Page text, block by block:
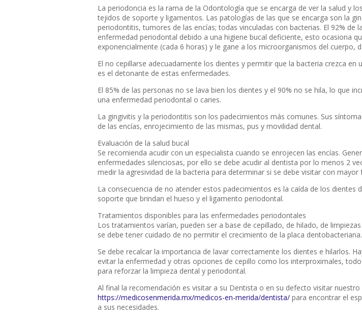
La periodoncia es la rama de la Odontología que se encarga de ver la salud y
tejidos de soporte y ligamentos. Las patologías de las que se encarga son la
periodontitis, tumores de las encías; todas vinculadas con bacterias. El 92% de
enfermedad periodontal debido a una higiene bucal deficiente, esto ocasiona
exponencialmente (cada 6 horas) y le gane a los microorganismos del cuerpo,
El no cepillarse adecuadamente los dientes y permitir que la bacteria crezca en
es el detonante de estas enfermedades.
El 85% de las personas no se lava bien los dientes y el 90% no se hila, lo que
una enfermedad periodontal o caries.
La gingivitis y la periodontitis son los padecimientos más comunes. Sus
de las encías, enrojecimiento de las mismas, pus y movilidad dental.
Evaluación de la salud bucal
Se recomienda acudir con un especialista cuando se enrojecen las encías.
enfermedades silenciosas, por ello se debe acudir al dentista por lo menos 2
medir la agresividad de la bacteria para determinar si se debe visitar con mayor
La consecuencia de no atender estos padecimientos es la caída de los dientes
soporte que brindan el hueso y el ligamento periodontal.
Tratamientos disponibles para las enfermedades periodontales
Los tratamientos varían, pueden ser a base de cepillado, de hilado, de
se debe tener cuidado de no permitir el crecimiento de la placa dentobacteriana.
Se debe recalcar la importancia de lavar correctamente los dientes e hilarlos.
evitar la enfermedad y otras opciones de cepillo como los interproximales,
para reforzar la limpieza dental y periodontal.
Al final la recomendación es visitar a su Dentista o en su defecto visitar
https://medicosenmerida.mx/medicos-en-merida/dentista/ para encontrar el
a sus necesidades.